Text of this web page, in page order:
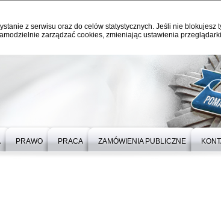
z serwisu oraz do celów statystycznych. Jeśli nie blokujesz
zarządzać cookies, zmieniając ustawienia
PRAWO PRACA ZAMÓWIENIA PUBLICZNE